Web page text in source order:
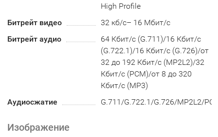
High Profile
Битрейт видео
32 кб/с– 16 Мбит/с
Битрейт аудио
64 Кбит/с (G.711)/16 Кбит/с
(G.722.1)/16 Кбит/с (G.726)/от
32 до 192 Кбит/с (MP2L2)/32
Кбит/с (PCM)/от 8 до 320
Кбит/с (MP3)
Аудиосжатие
G.711/G.722.1/G.726/MP2L2/
Изображение